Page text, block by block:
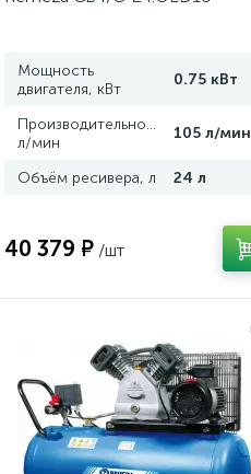
Мощность
двигателя, кВт
0.75 кВт
Производительность,
л/мин
105 л/мин
Объём ресивера, л 24 л
40 379 ₽ /шт